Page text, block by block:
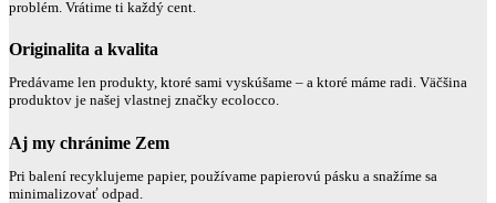
problém. Vrátime ti každý cent.
Originalita a kvalita
Predávame len produkty, ktoré sami vyskúšame – a ktoré máme radi. Väčšina
produktov je našej vlastnej značky ecolocco.
Aj my chránime Zem
Pri balení recyklujeme papier, používame papierovú pásku a snažíme sa
minimalizovať odpad.